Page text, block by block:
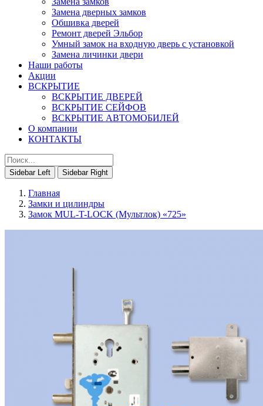
Замена дверных замков
Обшивка дверей
Ремонт дверей Эльбор
Умный замок на входную дверь с установкой
Замена личинки двери
Наши работы
Акции
ВСКРЫТИЕ
ВСКРЫТИЕ ДВЕРЕЙ
ВСКРЫТИЕ СЕЙФОВ
ВСКРЫТИЕ АВТОМОБИЛЕЙ
О компании
КОНТАКТЫ
Sidebar Left Sidebar Right
Главная
Замки и цилиндры
Замок MUL-T-LOCK (Мультлок) «725»